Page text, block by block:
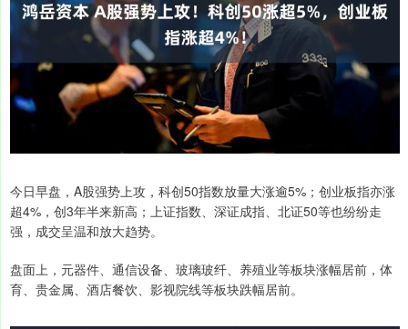
今日早盘，A股强势上攻，科创50指数放量大涨逾5%；创业板指亦涨
超4%，创3年半来新高；上证指数、深证成指、北证50等也纷纷走
强，成交呈温和放大趋势。
盘面上，元器件、通信设备、玻璃玻纤、养殖业等板块涨幅居前，体
育、贵金属、酒店餐饮、影视院线等板块跌幅居前。